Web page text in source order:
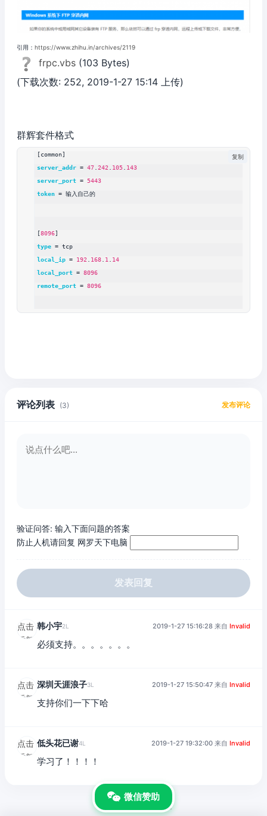
引用： https://www.zhihu.in/archives/2119
frpc.vbs (103 Bytes)
(下载次数: 252, 2019-1-27 15:14 上传)
群辉套件格式
复制
[common]
server_addr = 47.242. 105. 143
server_port = 5443
token = 输入自己的
8096
type = tcp
local_ip = 192. 168. 1. 14
local_port = 8096
remote_port = 8096
评论列表 (3) 发布评论
验证问答: 输入下面问题的答案
防止人机请回复 网罗天下电脑
发表回复
点击
重新
韩小宇2L 2019-1-27 15:16:28 来自 Invalid
必须支持。。。。。。。
点击
重新
深圳天涯浪子3L 2019-1-27 15:50:47 来自 Invalid
支持你们一下下哈
点击
重新
低头花已谢4L 2019-1-27 19:32:00 来自 Invalid
学习了！！！！
微信赞助
© 网罗天下电脑 Inc.